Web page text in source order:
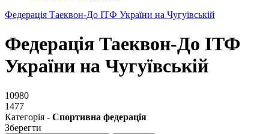
Федерація Таеквон-До ІТФ України на Чугуївській
Федерація Таеквон-До ІТФ
України на Чугуївській
10980
1477
Категорія - Спортивна федерація
Зберегти